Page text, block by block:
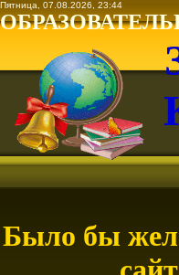
Пятница,
Было бы